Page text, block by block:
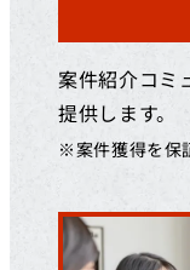
案件紹介コミ
提供します。
※案件獲得を保